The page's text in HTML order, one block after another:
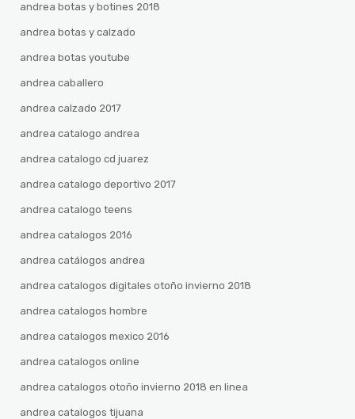
andrea botas y botines 2018
andrea botas y calzado
andrea botas youtube
andrea caballero
andrea calzado 2017
andrea catalogo andrea
andrea catalogo cd juarez
andrea catalogo deportivo 2017
andrea catalogo teens
andrea catalogos 2016
andrea catálogos andrea
andrea catalogos digitales otoño invierno 2018
andrea catalogos hombre
andrea catalogos mexico 2016
andrea catalogos online
andrea catalogos otoño invierno 2018 en linea
andrea catalogos tijuana